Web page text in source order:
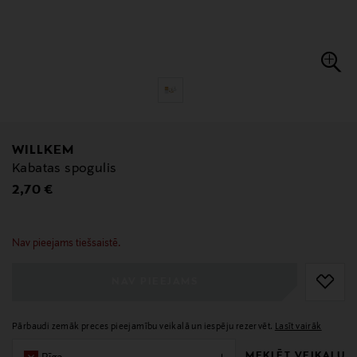
WILLKEM
Kabatas spogulis
Original Price
2,70 €
Nav pieejams tiešsaistē.
null
Pārbaudi zemāk preces pieejamību veikalā un iespēju rezervēt. Lasīt vairāk